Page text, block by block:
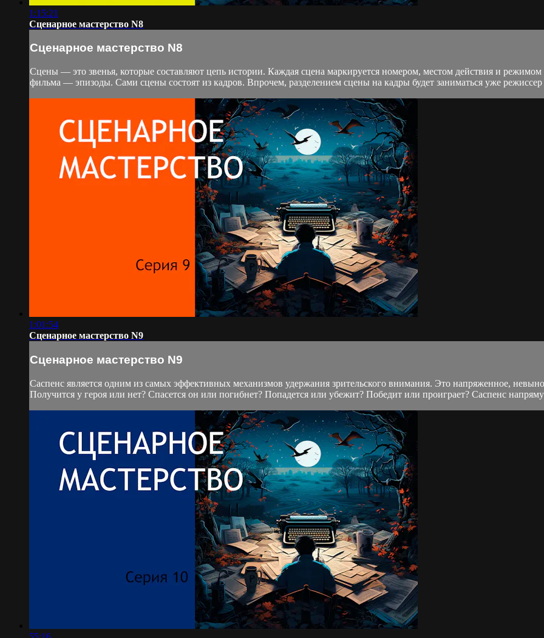
1:15:21
Сценарное мастерство N8
Сценарное мастерство N8
Сцены — это звенья, которые составляют цепь истории. Каждая сцена маркируется номером, местом действия и
фильма — эпизоды. Сами сцены состоят из кадров. Впрочем, разделением сцены на кадры будет заниматься уже режиссер
1:01:54
Сценарное мастерство N9
Сценарное мастерство N9
Саспенс является одним из самых эффективных механизмов удержания зрительского внимания. Это напряженное,
Получится у героя или нет? Спасется он или погибнет? Попадется или убежит? Победит или проиграет? Саспенс